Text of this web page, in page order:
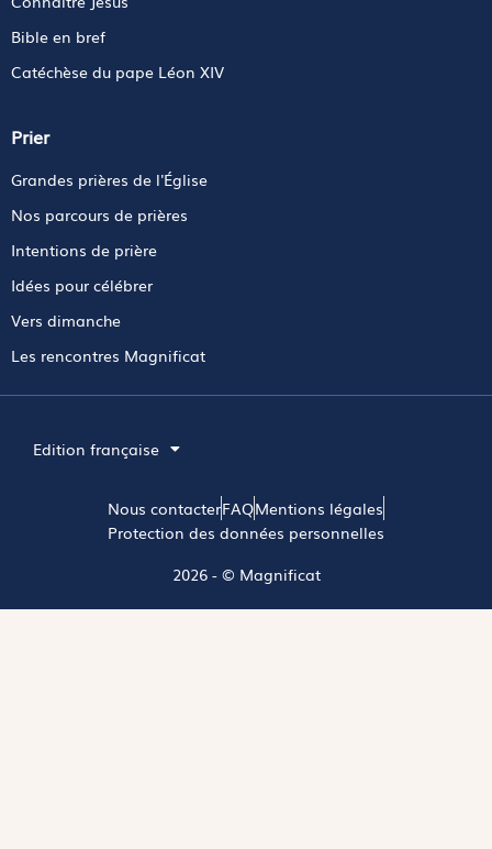
Bible en bref
Catéchèse du pape Léon XIV
Prier
Grandes prières de l'Église
Nos parcours de prières
Intentions de prière
Idées pour célébrer
Vers dimanche
Les rencontres Magnificat
Edition française
Nous contacterFAQMentions légales
Protection des données personnelles
2026 - © Magnificat